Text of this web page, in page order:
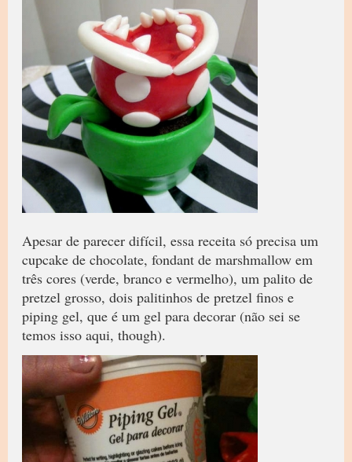
Apesar de parecer difícil, essa receita só precisa um
cupcake de chocolate, fondant de marshmallow em
três cores (verde, branco e vermelho), um palito de
pretzel grosso, dois palitinhos de pretzel finos e
piping gel, que é um gel para decorar (não sei se
temos isso aqui, though).